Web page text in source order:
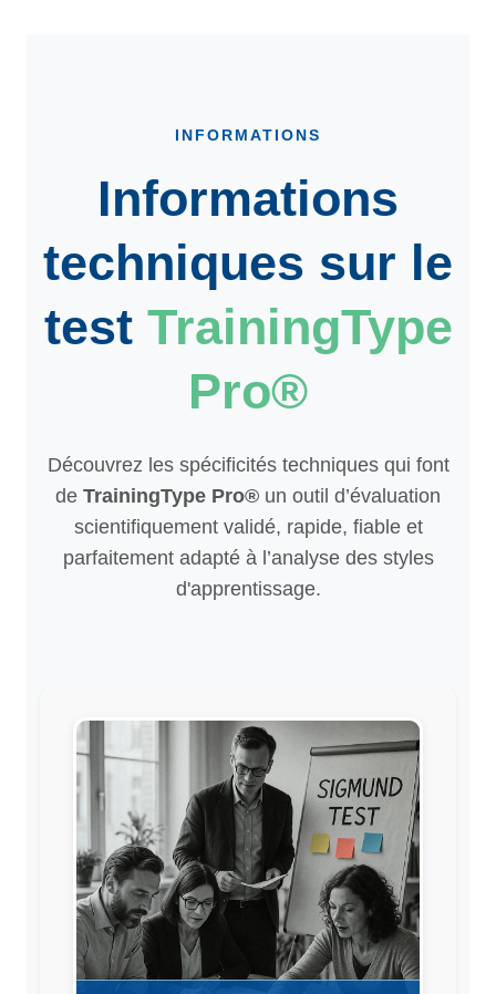
INFORMATIONS
Informations
techniques sur le
test TrainingType
Pro®
Découvrez les spécificités techniques qui font
de TrainingType Pro® un outil d’évaluation
scientifiquement validé, rapide, fiable et
parfaitement adapté à l’analyse des styles
d'apprentissage.